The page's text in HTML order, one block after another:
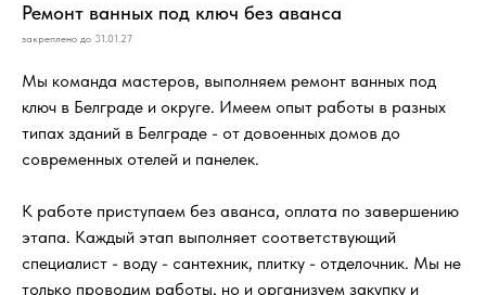
Ремонт ванных под ключ без аванса
закреплено до 31.01.27
Мы команда мастеров, выполняем ремонт ванных под
ключ в Белграде и округе. Имеем опыт работы в разных
типах зданий в Белграде - от довоенных домов до
современных отелей и панелек.
К работе приступаем без аванса, оплата по завершению
этапа. Каждый этап выполняет соответствующий
специалист - воду - сантехник, плитку - отделочник. Мы не
только проводим работы, но и организуем закупку и